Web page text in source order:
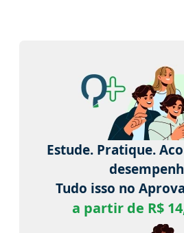
Estude. Pratique.
Tudo isso no
a partir de R$